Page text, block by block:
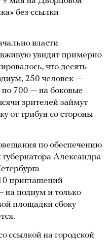
без ссылки
власти
увидят примерно
что десять
250 человек —
700 — на боковые
зрителей займут
от трибун со стороны
по обеспечению
Александра
приглашений
подиум и только
площадки сбоку
ссылкой на городской